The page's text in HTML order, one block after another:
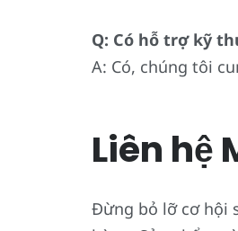
Q: Có hỗ trợ kỹ
A: Có, chúng tôi
Liên hệ
Đừng bỏ lỡ cơ hội